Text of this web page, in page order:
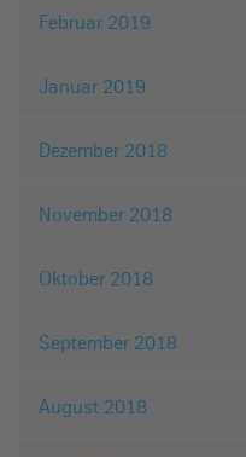
Februar 2019
Januar 2019
Dezember 2018
November 2018
Oktober 2018
September 2018
August 2018